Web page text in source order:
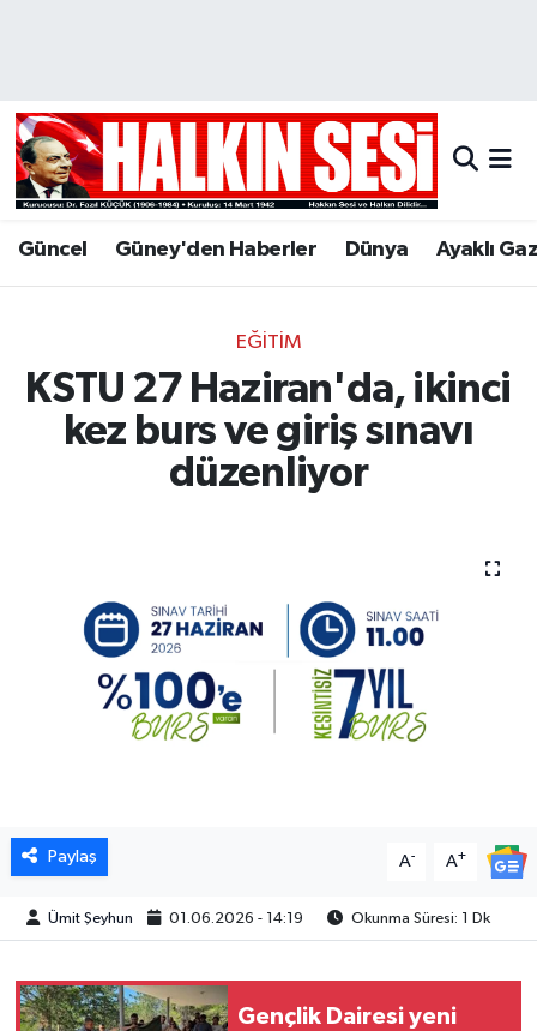
Güncel Güney'den Haberler Dünya Ayaklı
EĞİTİM
KSTU 27 Haziran'da, ikinci
kez burs ve giriş sınavı
düzenliyor
Paylaş A- A+
Ümit Şeyhun 01.06.2026 - 14:19 Okunma Süresi: 1 Dk
Gençlik Dairesi yeni
Hava Durumu
Trafik Durumu
Son Dakika Haberleri